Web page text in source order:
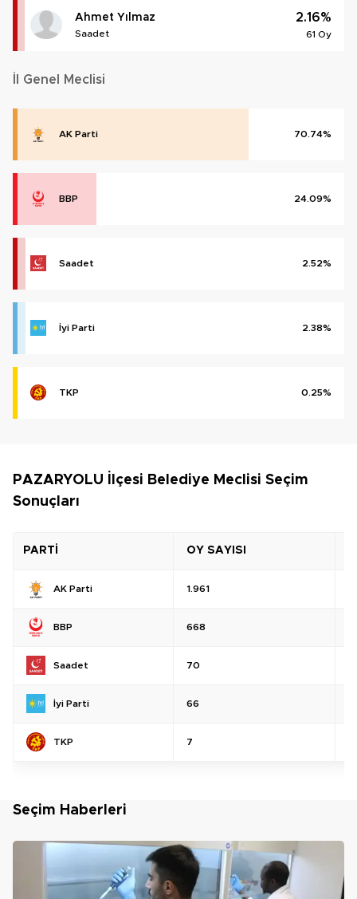
Ahmet Yılmaz
Saadet
2.16%
61 Oy
İl Genel Meclisi
AK Parti 70.74%
BBP 24.09%
Saadet 2.52%
İyi Parti 2.38%
TKP 0.25%
PAZARYOLU İlçesi Belediye Meclisi Seçim
Sonuçları
PARTİ OY SAYISI
AK Parti 1.961
BBP 668
Saadet 70
İyi Parti 66
TKP 7
Seçim Haberleri